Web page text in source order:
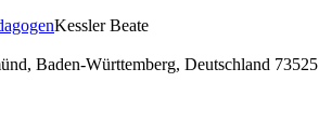
Kessler Beate
Baden-Württemberg, Deutschland 73525